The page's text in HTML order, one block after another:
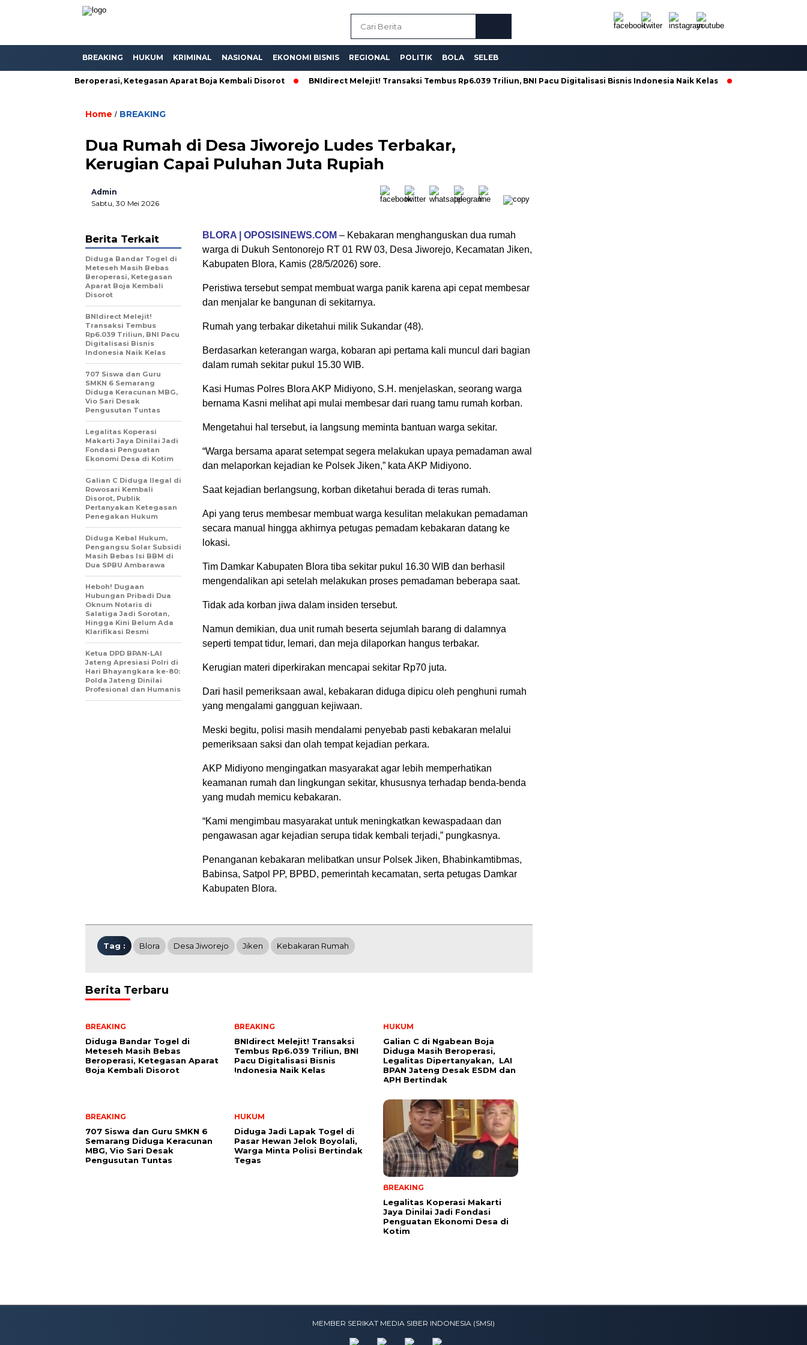
BREAKING HUKUM KRIMINAL NASIONAL EKONOMI BISNIS REGIONAL POLITIK BOLA SELEB
Masih Bebas Beroperasi, Ketegasan Aparat Boja Kembali Disorot BNIdirect Melejit! Transaksi Tembus Rp6.039 Triliun, BNI Pacu Digitalisasi Bisnis Indonesia Naik Kelas Galian C di
Home / BREAKING
Dua Rumah di Desa Jiworejo Ludes Terbakar,
Kerugian Capai Puluhan Juta Rupiah
Admin
Sabtu, 30 Mei 2026
BLORA | OPOSISINEWS.COM – Kebakaran menghanguskan dua rumah
warga di Dukuh Sentonorejo RT 01 RW 03, Desa Jiworejo, Kecamatan Jiken,
Kabupaten Blora, Kamis (28/5/2026) sore.
Peristiwa tersebut sempat membuat warga panik karena api cepat membesar
dan menjalar ke bangunan di sekitarnya.
Rumah yang terbakar diketahui milik Sukandar (48).
Berdasarkan keterangan warga, kobaran api pertama kali muncul dari bagian
dalam rumah sekitar pukul 15.30 WIB.
Kasi Humas Polres Blora AKP Midiyono, S.H. menjelaskan, seorang warga
bernama Kasni melihat api mulai membesar dari ruang tamu rumah korban.
Mengetahui hal tersebut, ia langsung meminta bantuan warga sekitar.
“Warga bersama aparat setempat segera melakukan upaya pemadaman awal
dan melaporkan kejadian ke Polsek Jiken,” kata AKP Midiyono.
Saat kejadian berlangsung, korban diketahui berada di teras rumah.
Api yang terus membesar membuat warga kesulitan melakukan pemadaman
secara manual hingga akhirnya petugas pemadam kebakaran datang ke
lokasi.
Tim Damkar Kabupaten Blora tiba sekitar pukul 16.30 WIB dan berhasil
mengendalikan api setelah melakukan proses pemadaman beberapa saat.
Tidak ada korban jiwa dalam insiden tersebut.
Namun demikian, dua unit rumah beserta sejumlah barang di dalamnya
seperti tempat tidur, lemari, dan meja dilaporkan hangus terbakar.
Kerugian materi diperkirakan mencapai sekitar Rp70 juta.
Dari hasil pemeriksaan awal, kebakaran diduga dipicu oleh penghuni rumah
yang mengalami gangguan kejiwaan.
Meski begitu, polisi masih mendalami penyebab pasti kebakaran melalui
pemeriksaan saksi dan olah tempat kejadian perkara.
AKP Midiyono mengingatkan masyarakat agar lebih memperhatikan
keamanan rumah dan lingkungan sekitar, khususnya terhadap benda-benda
yang mudah memicu kebakaran.
“Kami mengimbau masyarakat untuk meningkatkan kewaspadaan dan
pengawasan agar kejadian serupa tidak kembali terjadi,” pungkasnya.
Penanganan kebakaran melibatkan unsur Polsek Jiken, Bhabinkamtibmas,
Babinsa, Satpol PP, BPBD, pemerintah kecamatan, serta petugas Damkar
Kabupaten Blora.
Berita Terkait
Diduga Bandar Togel di
Meteseh Masih Bebas
Beroperasi, Ketegasan
Aparat Boja Kembali
Disorot
BNIdirect Melejit!
Transaksi Tembus
Rp6.039 Triliun, BNI Pacu
Digitalisasi Bisnis
Indonesia Naik Kelas
707 Siswa dan Guru
SMKN 6 Semarang
Diduga Keracunan MBG,
Vio Sari Desak
Pengusutan Tuntas
Legalitas Koperasi
Makarti Jaya Dinilai Jadi
Fondasi Penguatan
Ekonomi Desa di Kotim
Galian C Diduga Ilegal di
Rowosari Kembali
Disorot, Publik
Pertanyakan Ketegasan
Penegakan Hukum
Diduga Kebal Hukum,
Pengangsu Solar Subsidi
Masih Bebas Isi BBM di
Dua SPBU Ambarawa
Heboh! Dugaan
Hubungan Pribadi Dua
Oknum Notaris di
Salatiga Jadi Sorotan,
Hingga Kini Belum Ada
Klarifikasi Resmi
Ketua DPD BPAN-LAI
Jateng Apresiasi Polri di
Hari Bhayangkara ke-80:
Polda Jateng Dinilai
Profesional dan Humanis
Tag : Blora Desa Jiworejo Jiken Kebakaran Rumah
Berita Terbaru
BREAKING
Diduga Bandar Togel di
Meteseh Masih Bebas
Beroperasi, Ketegasan Aparat
Boja Kembali Disorot
BREAKING
BNIdirect Melejit! Transaksi
Tembus Rp6.039 Triliun, BNI
Pacu Digitalisasi Bisnis
Indonesia Naik Kelas
HUKUM
Galian C di Ngabean Boja
Diduga Masih Beroperasi,
Legalitas Dipertanyakan, LAI
BPAN Jateng Desak ESDM dan
APH Bertindak
BREAKING
707 Siswa dan Guru SMKN 6
Semarang Diduga Keracunan
MBG, Vio Sari Desak
Pengusutan Tuntas
HUKUM
Diduga Jadi Lapak Togel di
Pasar Hewan Jelok Boyolali,
Warga Minta Polisi Bertindak
Tegas
BREAKING
Legalitas Koperasi Makarti
Jaya Dinilai Jadi Fondasi
Penguatan Ekonomi Desa di
Kotim
MEMBER SERIKAT MEDIA SIBER INDONESIA (SMSI)